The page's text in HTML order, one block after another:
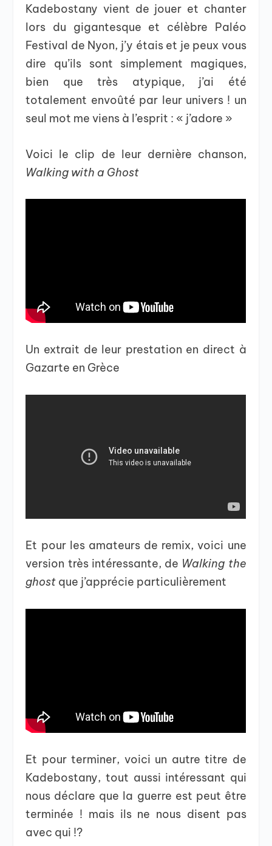
Kadebostany vient de jouer et chanter
lors du gigantesque et célèbre Paléo
Festival de Nyon, j’y étais et je peux vous
dire qu’ils sont simplement magiques,
bien que très atypique, j’ai été
totalement envoûté par leur univers ! un
seul mot me viens à l’esprit : « j’adore »
Voici le clip de leur dernière chanson,
Walking with a Ghost
Un extrait de leur prestation en direct à
Gazarte en Grèce
Et pour les amateurs de remix, voici une
version très intéressante, de Walking the
ghost que j’apprécie particulièrement
Et pour terminer, voici un autre titre de
Kadebostany, tout aussi intéressant qui
nous déclare que la guerre est peut être
terminée ! mais ils ne nous disent pas
avec qui !?